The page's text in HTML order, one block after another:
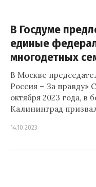
В Госдуме
единые
многодетных
В Москве
Россия – За правду»
октября 2023 года, в
Калининград
14.10.2023